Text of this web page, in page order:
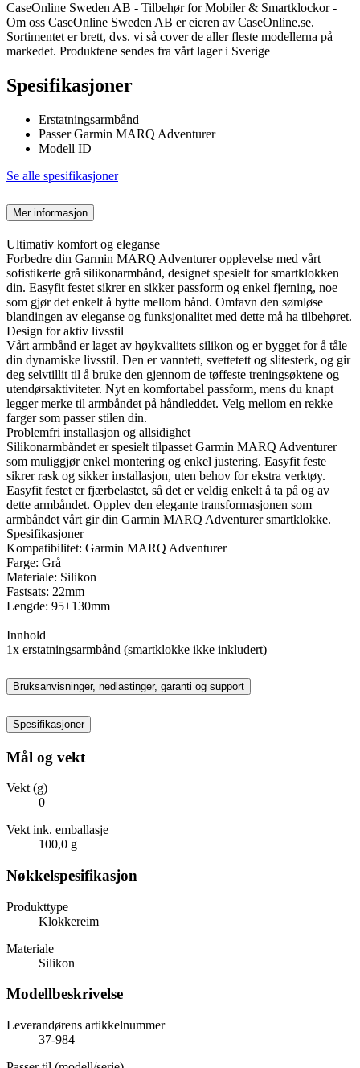
CaseOnline Sweden AB - Tilbehør for Mobiler & Smartklockor -
Om oss CaseOnline Sweden AB er eieren av CaseOnline.se.
Sortimentet er brett, dvs. vi så cover de aller fleste modellerna på
markedet. Produktene sendes fra vårt lager i Sverige
Spesifikasjoner
Erstatningsarmbånd
Passer Garmin MARQ Adventurer
Modell ID
Se alle spesifikasjoner
Mer informasjon
Ultimativ komfort og eleganse
Forbedre din Garmin MARQ Adventurer opplevelse med vårt
sofistikerte grå silikonarmbånd, designet spesielt for smartklokken
din. Easyfit festet sikrer en sikker passform og enkel fjerning, noe
som gjør det enkelt å bytte mellom bånd. Omfavn den sømløse
blandingen av eleganse og funksjonalitet med dette må ha tilbehøret.
Design for aktiv livsstil
Vårt armbånd er laget av høykvalitets silikon og er bygget for å tåle
din dynamiske livsstil. Den er vanntett, svettetett og slitesterk, og gir
deg selvtillit til å bruke den gjennom de tøffeste treningsøktene og
utendørsaktiviteter. Nyt en komfortabel passform, mens du knapt
legger merke til armbåndet på håndleddet. Velg mellom en rekke
farger som passer stilen din.
Problemfri installasjon og allsidighet
Silikonarmbåndet er spesielt tilpasset Garmin MARQ Adventurer
som muliggjør enkel montering og enkel justering. Easyfit feste
sikrer rask og sikker installasjon, uten behov for ekstra verktøy.
Easyfit festet er fjærbelastet, så det er veldig enkelt å ta på og av
dette armbåndet. Opplev den elegante transformasjonen som
armbåndet vårt gir din Garmin MARQ Adventurer smartklokke.
Spesifikasjoner
Kompatibilitet: Garmin MARQ Adventurer
Farge: Grå
Materiale: Silikon
Fastsats: 22mm
Lengde: 95+130mm
Innhold
1x erstatningsarmbånd (smartklokke ikke inkludert)
Bruksanvisninger, nedlastinger, garanti og support
Spesifikasjoner
Mål og vekt
Vekt (g)
0
Vekt ink. emballasje
100,0 g
Nøkkelspesifikasjon
Produkttype
Klokkereim
Materiale
Silikon
Modellbeskrivelse
Leverandørens artikkelnummer
37-984